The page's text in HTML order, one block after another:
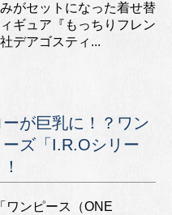
がセットになった着せ替
ギュア『もっちりフレン
デアゴスティ...
が巨乳に！？ワン
ズ「I.R.Oシリー
ワンピース（ONE